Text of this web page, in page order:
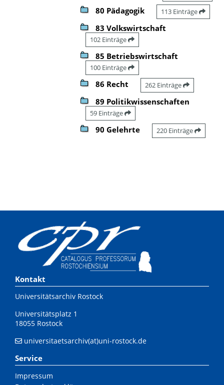
80 Pädagogik 113 Einträge
83 Volkswirtschaft
102 Einträge
85 Betriebswirtschaft
100 Einträge
86 Recht 262 Einträge
89 Politikwissenschaften
59 Einträge
90 Gelehrte 220 Einträge
Kontakt
Universitätsarchiv Rostock
Universitätsplatz 1
18055 Rostock
universitaetsarchiv(at)uni-rostock.de
Service
Impressum